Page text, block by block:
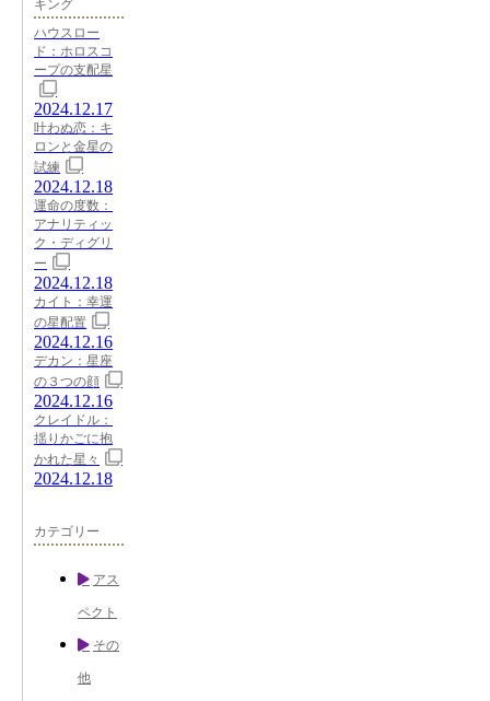
キング
ハウスロー
ド：ホロスコ
ープの支配星
2024.12.17
叶わぬ恋：キ
ロンと金星の
試練
2024.12.18
運命の度数：
アナリティッ
ク・ディグリ
ー
2024.12.18
カイト：幸運
の星配置
2024.12.16
デカン：星座
の３つの顔
2024.12.16
クレイドル：
揺りかごに抱
かれた星々
2024.12.18
カテゴリー
アス
ペクト
その
他